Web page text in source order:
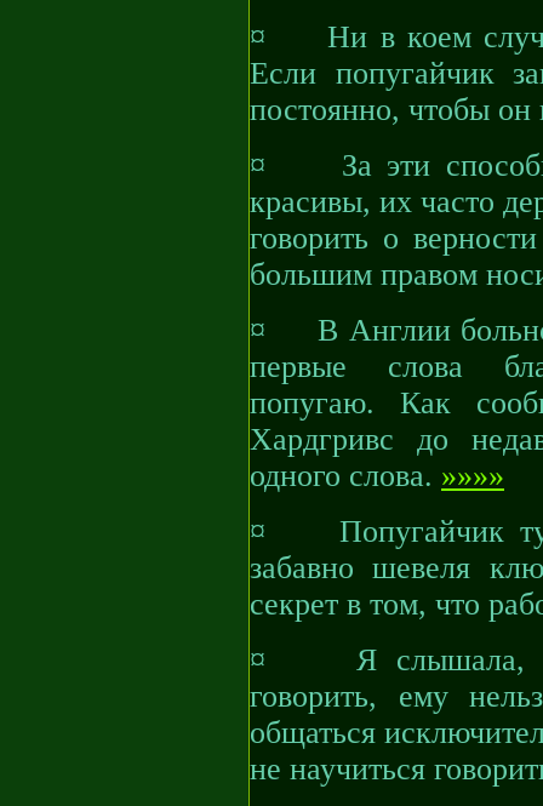
¤ Ни в коем
Если попугайчик
постоянно, чтобы
¤ За эти
красивы, их часто
говорить о
большим правом
¤ В Англии
первые слова
попугаю. Как
Хардгривс до
одного слова. »»»»
¤ Попугайчик тут
забавно шевеля
секрет в том, что
¤ Я слышала, что
говорить, ему
общаться
не научиться